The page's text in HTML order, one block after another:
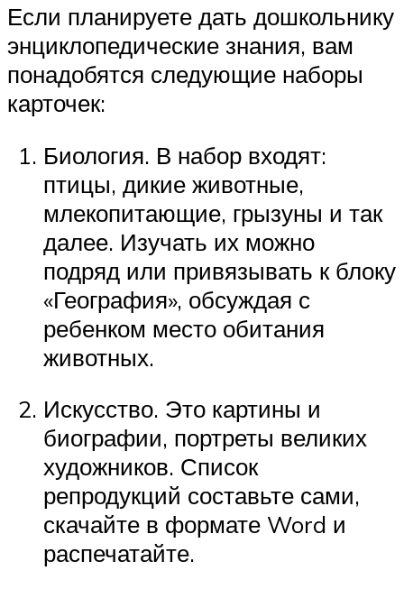
Если планируете дать дошкольнику
энциклопедические знания, вам
понадобятся следующие наборы
карточек:
Биология. В набор входят:
птицы, дикие животные,
млекопитающие, грызуны и так
далее. Изучать их можно
подряд или привязывать к блоку
«География», обсуждая с
ребенком место обитания
животных.
Искусство. Это картины и
биографии, портреты великих
художников. Список
репродукций составьте сами,
скачайте в формате Word и
распечатайте.